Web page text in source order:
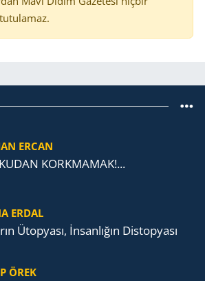
ERCAN
KORKMAMAK!...
ERDAL
Ütopyası, İnsanlığın Distopyası
ÖREK